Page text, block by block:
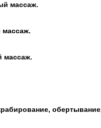
массаж.
массаж.